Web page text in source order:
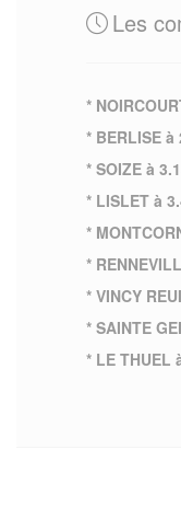
Les
*
* BERLISE à
* SOIZE à
* LISLET à
*
*
* VINCY
* SAINTE
* LE THUEL